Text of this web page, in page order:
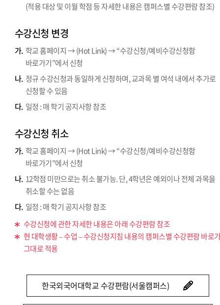
(적용 대상 및 이월 학점 등 자세한 내용은 캠퍼스별 수강편람 참조)
수강신청 변경
가. 학교 홈페이지 → (Hot Link) → “수강신청/예비수강신청함
바로가기”에서 신청
나. 정규 수강신청과 동일하게 신청하며, 교과목 별 여석 내에서 추가로
신청할 수 있음
다. 일정 : 매 학기 공지사항 참조
수강신청 취소
가. 학교 홈페이지 → (Hot Link) → “수강신청/예비수강신청함
바로가기”에서 신청
나. 12학점 미만으로는 취소 불가능. 단, 4학년은 예외이나 전체 과목을
취소할 수는 없음
다. 일정 : 매 학기 공지사항 참조
수강신청에 관한 자세한 내용은 아래 수강편람 참조
현 대학생활 – 수업 – 수강신청지침 내용의 캠퍼스별 수강편람 바로
그대로 적용
한국외국어대학교 수강편람(서울캠퍼스)